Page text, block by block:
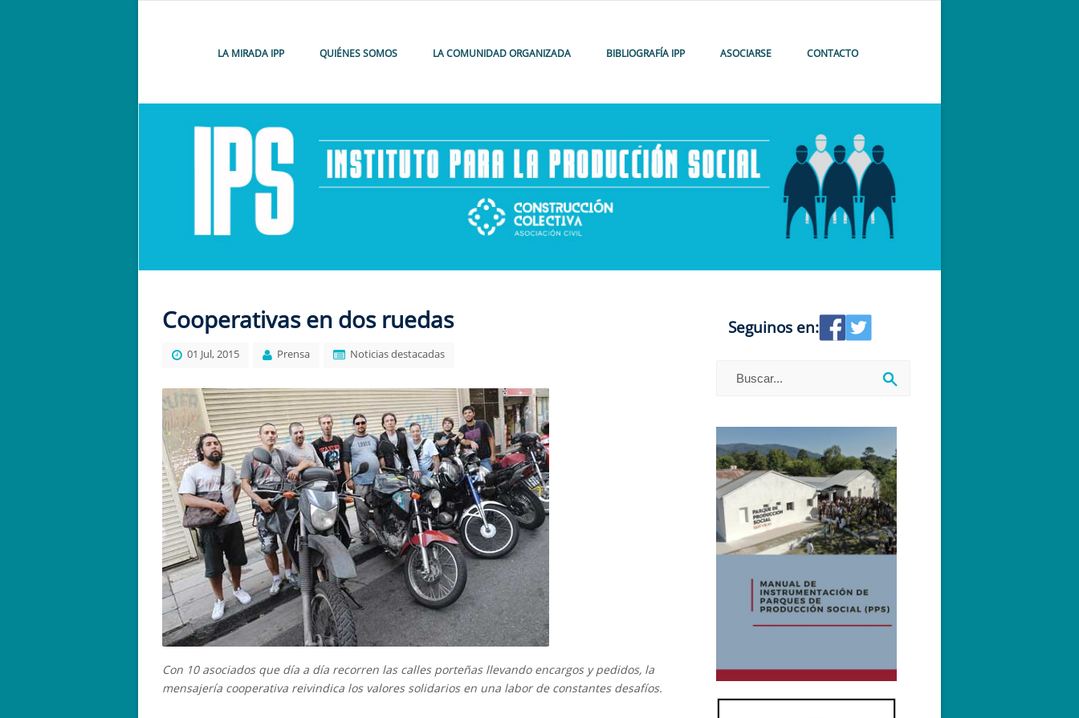
LA MIRADA IPP QUIÉNES SOMOS LA COMUNIDAD ORGANIZADA BIBLIOGRAFÍA IPP ASOCIARSE CONTACTO
Cooperativas en dos ruedas
01 Jul, 2015 Prensa Noticias destacadas
Con 10 asociados que día a día recorren las calles porteñas llevando encargos y pedidos, la
mensajería cooperativa reivindica los valores solidarios en una labor de constantes desafíos.
Seguinos en: